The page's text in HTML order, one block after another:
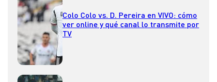
Colo Colo vs. D. Pereira en VIVO: cómo
ver online y qué canal lo transmite por
TV